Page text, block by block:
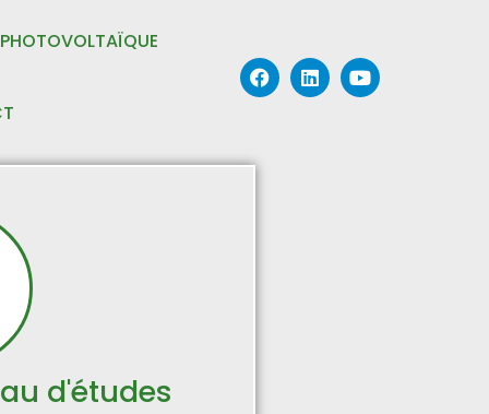
PHOTOVOLTAÏQUE
d'études